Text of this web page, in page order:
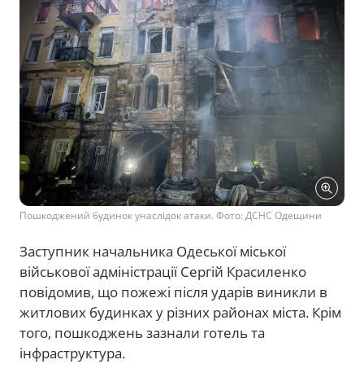
Пошкоджений будинок унаслідок атаки. Фото: ДСНС Одещини
Заступник начальника Одеської міської
військової адміністрації Сергій Красиленко
повідомив, що пожежі після ударів виникли в
житлових будинках у різних районах міста. Крім
того, пошкоджень зазнали готель та
інфраструктура.